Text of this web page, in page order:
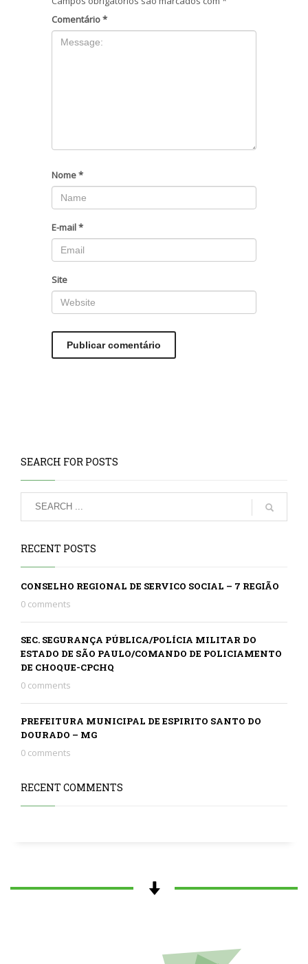
Comentário*
Nome*
E-mail*
Site
SEARCH FOR POSTS
RECENT POSTS
CONSELHO REGIONAL DE SERVICO SOCIAL – 7 REGIÃO
0 comments
SEC. SEGURANÇA PÚBLICA/POLÍCIA MILITAR DO
ESTADO DE SÃO PAULO/COMANDO DE POLICIAMENTO
DE CHOQUE-CPCHQ
0 comments
PREFEITURA MUNICIPAL DE ESPIRITO SANTO DO
DOURADO – MG
0 comments
RECENT COMMENTS